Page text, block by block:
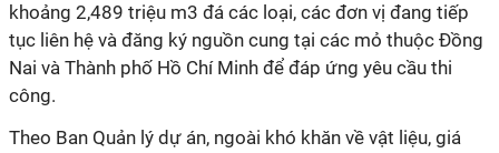
khoảng 2,489 triệu m3 đá các loại, các đơn vị đang tiếp
tục liên hệ và đăng ký nguồn cung tại các mỏ thuộc Đồng
Nai và Thành phố Hồ Chí Minh để đáp ứng yêu cầu thi
công.
Theo Ban Quản lý dự án, ngoài khó khăn về vật liệu, giá